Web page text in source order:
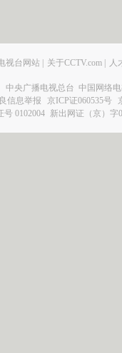
视台网站 关于CCTV.com 人
中央广播电视总台 中国网络
信息举报
京ICP证060535号
0102004 新出网证（京）